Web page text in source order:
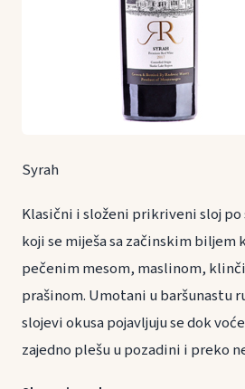
Syrah
Klasični i složeni prikriveni sloj po
koji se miješa sa začinskim biljem
pečenim mesom, maslinom,
prašinom. Umotani u baršunastu
slojevi okusa pojavljuju se dok
zajedno plešu u pozadini i preko